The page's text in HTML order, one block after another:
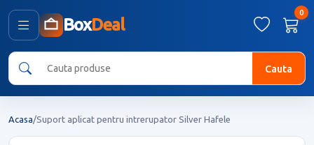
BoxDeal
0
Cauta
Acasa/Suport aplicat pentru intrerupator Silver Hafele